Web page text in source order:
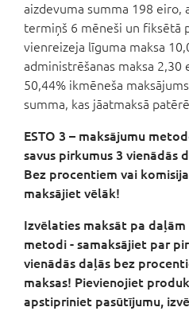
aizdevuma summa 198 eiro,
termiņš 6 mēneši un fiksētā
vienreizeja līguma maksa
administrēšanas maksa
50,44% ikmēneša
summa, kas jāatmaksā
ESTO 3 – maksājumu
savus pirkumus 3 vienādās
Bez procentiem vai
maksājiet vēlāk!
Izvēlaties maksāt pa daļām
metodi - samaksājiet par
vienādās daļās bez
maksas! Pievienojiet
apstipriniet pasūtījumu,